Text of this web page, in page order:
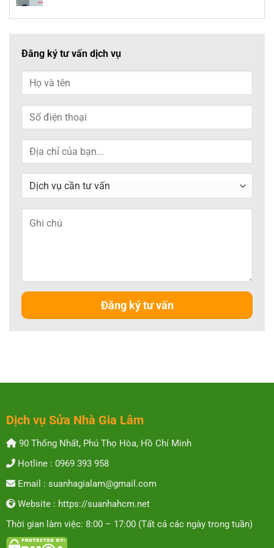
Đăng ký tư vấn dịch vụ
Dịch vụ Sửa Nhà Gia Lâm
90 Thống Nhất, Phú Thọ Hòa, Hồ Chí Minh
Hotline : 0969 393 958
Email : suanhagialam@gmail.com
Website : https://suanhahcm.net
Thời gian làm việc: 8:00 – 17:00 (Tất cả các ngày trong tuần)